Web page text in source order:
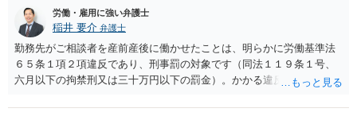
労働・雇用に強い弁護士
稲井 要介 弁護士
勤務先がご相談者を産前産後に働かせたことは、明らかに労働基準法
６５条１項２項違反であり、刑事罰の対象です（同法１１９条１号、
六月以下の拘禁刑又は三十万円以下の罰金）。かかる違反行為を労働
事上の請求として、①未払賃金の支払請求、②不法行為に基づく損害